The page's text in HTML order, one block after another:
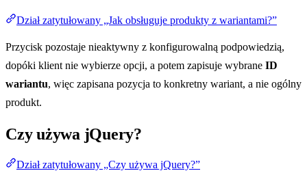
Dział zatytułowany „Jak obsługuje produkty z wariantami?”
Przycisk pozostaje nieaktywny z konfigurowalną podpowiedzią,
dopóki klient nie wybierze opcji, a potem zapisuje wybrane ID
wariantu, więc zapisana pozycja to konkretny wariant, a nie ogólny
produkt.
Czy używa jQuery?
Dział zatytułowany „Czy używa jQuery?”